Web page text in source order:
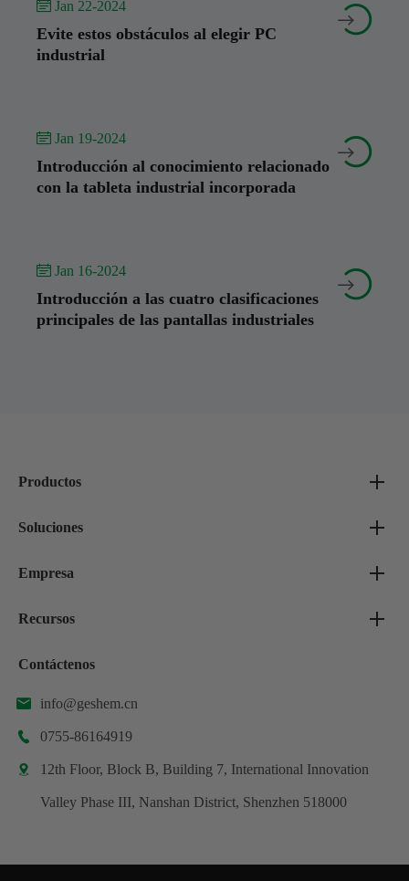
 Jan 22-2024
Evite estos obstáculos al elegir PC
industrial


 Jan 19-2024
Introducción al conocimiento relacionado
con la tableta industrial incorporada


 Jan 16-2024
Introducción a las cuatro clasificaciones
principales de las pantallas industriales


Productos
Soluciones
Empresa
Recursos
Contáctenos
 info@geshem.cn
 0755-86164919
 12th Floor, Block B, Building 7, International Innovation
Valley Phase III, Nanshan District, Shenzhen 518000